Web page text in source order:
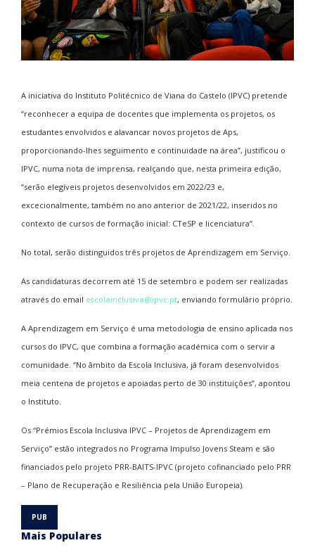
A iniciativa do Instituto Politécnico de Viana do Castelo (IPVC) pretende
“reconhecer a equipa de docentes que implementa os projetos, os
estudantes envolvidos e alavancar novos projetos de Aps,
proporcionando-lhes seguimento e continuidade na área”, justificou o
IPVC, numa nota de imprensa, realçando que, nesta primeira edição,
“serão elegíveis projetos desenvolvidos em 2022/23 e,
excecionalmente, também no ano anterior de 2021/22, inseridos no
contexto de cursos de formação inicial: CTeSP e licenciatura”.
No total, serão distinguidos três projetos de Aprendizagem em Serviço.
As candidaturas decorrem até 15 de setembro e podem ser realizadas
através do email escolainclusiva@ipvc.pt, enviando formulário próprio.
A Aprendizagem em Serviço é uma metodologia de ensino aplicada nos
cursos do IPVC, que combina a formação académica com o servir a
comunidade. “No âmbito da Escola Inclusiva, já foram desenvolvidos
meia centena de projetos e apoiadas perto de 30 instituições”, apontou
o Instituto.
Os “Prémios Escola Inclusiva IPVC – Projetos de Aprendizagem em
Serviço” estão integrados no Programa Impulso Jovens Steam e são
financiados pelo projeto PRR-BAITS-IPVC (projeto cofinanciado pelo PRR
– Plano de Recuperação e Resiliência pela União Europeia).
Mais Populares